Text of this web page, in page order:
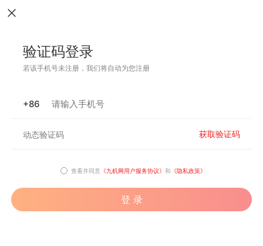
验证码登录
若该手机号未注册，我们将自动为您注册
+86
获取验证码
查看并同意 《九机网用户服务协议》 和 《隐私政策》
登 录